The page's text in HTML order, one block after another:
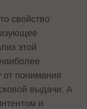
свойство
этой
от понимания
выдачи. А
и